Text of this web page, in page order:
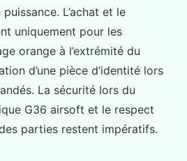
L’achat et le
uniquement pour les
orange à l’extrémité du
d’une pièce d’identité lors
La sécurité lors du
G36 airsoft et le respect
parties restent impératifs.